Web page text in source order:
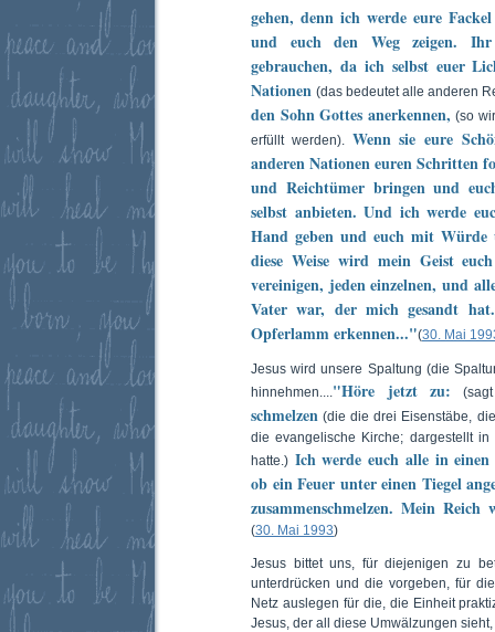
gehen, denn ich werde eure
und euch den Weg zeigen.
gebrauchen, da ich selbst euer
Nationen (das bedeutet alle anderen
den Sohn Gottes anerkennen, (so
erfüllt werden). Wenn sie eure
anderen Nationen euren Schritten
und Reichtümer bringen und
selbst anbieten. Und ich werde
Hand geben und euch mit
diese Weise wird mein Geist
vereinigen, jeden einzelnen, und
Vater war, der mich gesandt
Opferlamm erkennen..."(30. Mai
Jesus wird unsere Spaltung (die
hinnehmen.... "Höre jetzt zu:
schmelzen (die die drei Eisenstäbe,
die evangelische Kirche; dargestellt
hatte.) Ich werde euch alle in einen
ob ein Feuer unter einen Tiegel
zusammenschmelzen. Mein
(30. Mai 1993)
Jesus bittet uns, für diejenigen zu
unterdrücken und die vorgeben, für
Netz auslegen für die, die Einheit
Jesus, der all diese Umwälzungen